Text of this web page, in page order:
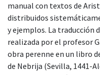
manual con textos de
distribuidos
y ejemplos. La traducción
realizada por el profesor
obra perenne en un libro
de Nebrija (Sevilla, 1441-